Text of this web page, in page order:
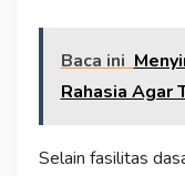
Baca ini
Rahasia Agar
Selain fasilitas